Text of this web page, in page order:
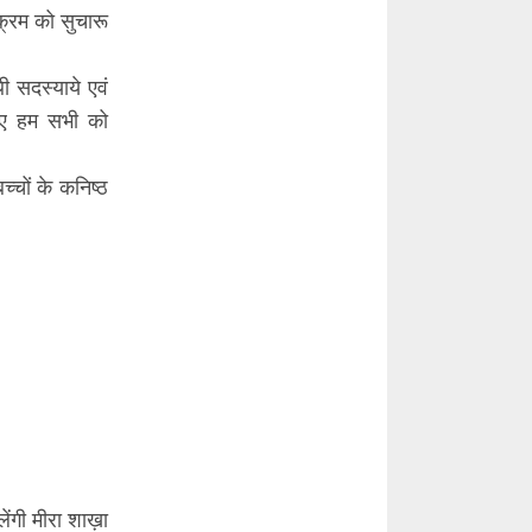
को सुचारू
सदस्याये एवं
हम सभी को
के कनिष्ठ
मीरा शाख़ा